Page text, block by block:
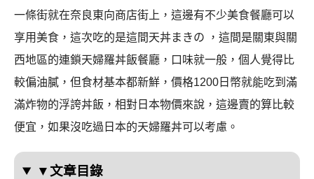
一條街就在奈良東向商店街上，這邊有不少美食餐廳可以
享用美食，這次吃的是這間天丼まきの ，這間是關東與關
西地區的連鎖天婦羅丼飯餐廳，口味就一般，個人覺得比
較偏油膩，但食材基本都新鮮，價格1200日幣就能吃到滿
滿炸物的浮誇丼飯，相對日本物價來說，這邊賣的算比較
便宜，如果沒吃過日本的天婦羅丼可以考慮。
▼文章目錄